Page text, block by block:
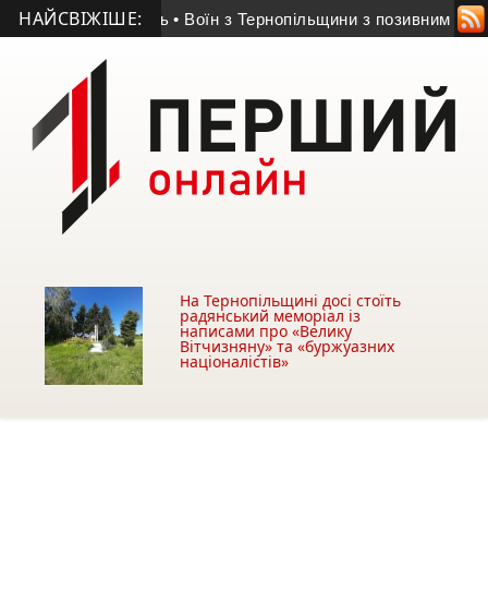
НАЙСВІЖІШЕ:
гривень • Воїн з Тернопільщини з позивним «Хижак»
На Тернопільщині досі стоїть
радянський меморіал із
написами про «Велику
Вітчизняну» та «буржуазних
націоналістів»